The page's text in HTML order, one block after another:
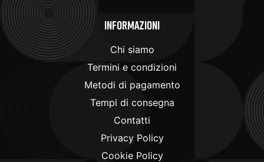
Informazioni
Chi siamo
Termini e condizioni
Metodi di pagamento
Tempi di consegna
Contatti
Privacy Policy
Cookie Policy